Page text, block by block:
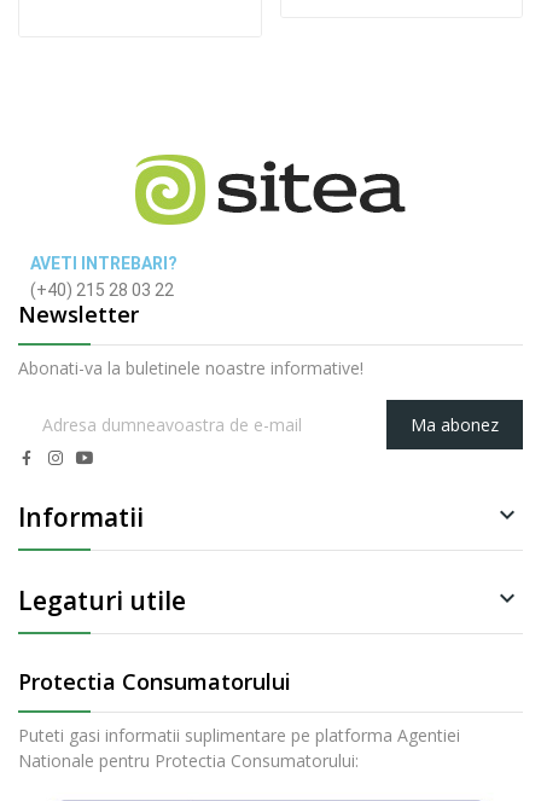
AVETI INTREBARI?
(+40) 215 28 03 22
Newsletter
Abonati-va la buletinele noastre informative!
Ma abonez
Informatii 
Legaturi utile 
Protectia Consumatorului
Puteti gasi informatii suplimentare pe platforma Agentiei
Nationale pentru Protectia Consumatorului: